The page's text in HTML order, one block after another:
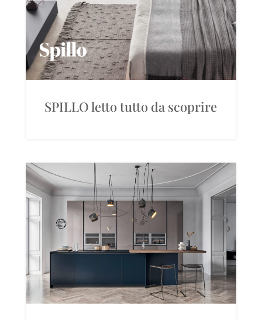
SPILLO letto tutto da scoprire